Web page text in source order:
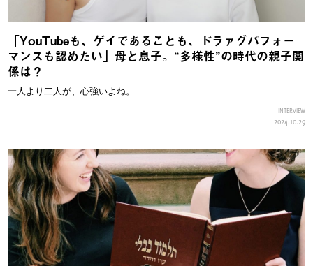
「YouTubeも、ゲイであることも、ドラァグパフォー
マンスも認めたい」母と息子。“多様性”の時代の親子関
係は？
一人より二人が、心強いよね。
INTERVIEW
2024.10.29